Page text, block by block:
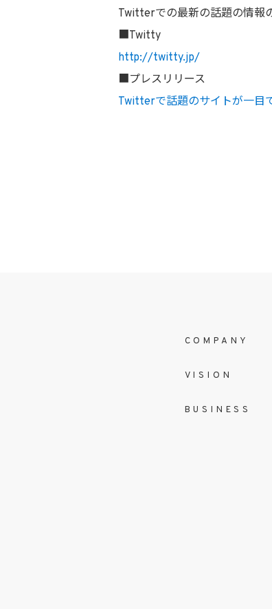
Twitterでの最新の話題の情報
■Twitty
http://twitty.jp/
■プレスリリース
Twitterで話題のサイトが一目
COMPANY
VISION
BUSINESS